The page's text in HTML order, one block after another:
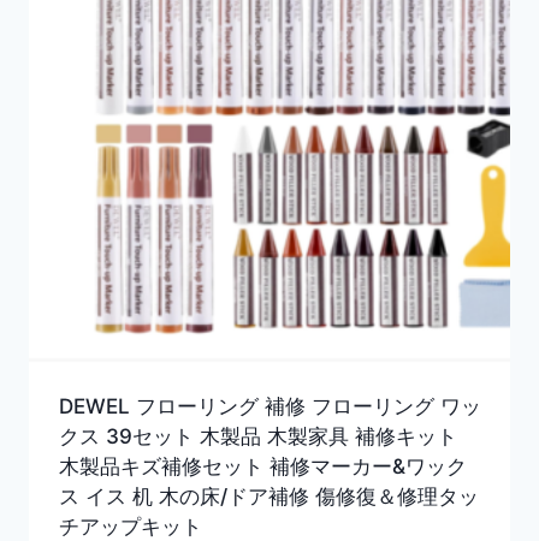
DEWEL フローリング 補修 フローリング ワッ
クス 39セット 木製品 木製家具 補修キット
木製品キズ補修セット 補修マーカー&ワック
ス イス 机 木の床/ドア補修 傷修復＆修理タッ
チアップキット